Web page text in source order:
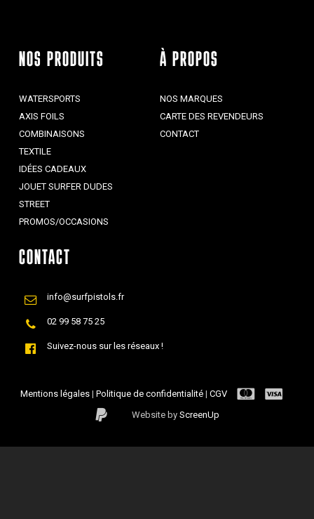
NOS PRODUITS
WATERSPORTS
AXIS FOILS
COMBINAISONS
TEXTILE
IDÉES CADEAUX
JOUET SURFER DUDES
STREET
PROMOS/OCCASIONS
À PROPOS
NOS MARQUES
CARTE DES REVENDEURS
CONTACT
CONTACT
info@surfpistols.fr
02 99 58 75 25
Suivez-nous sur les réseaux !
Mentions légales|Politique de confidentialité|CGV
Website byScreenUp